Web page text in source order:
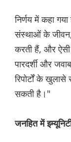
निर्णय में कहा
संस्थाओं के
करती हैं, और ऐसी
पारदर्शी और
रिपोर्टों के
सकती है।"
जनहित में